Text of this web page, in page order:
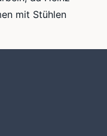
mit Stühlen